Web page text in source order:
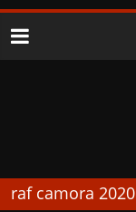
raf camora 2020